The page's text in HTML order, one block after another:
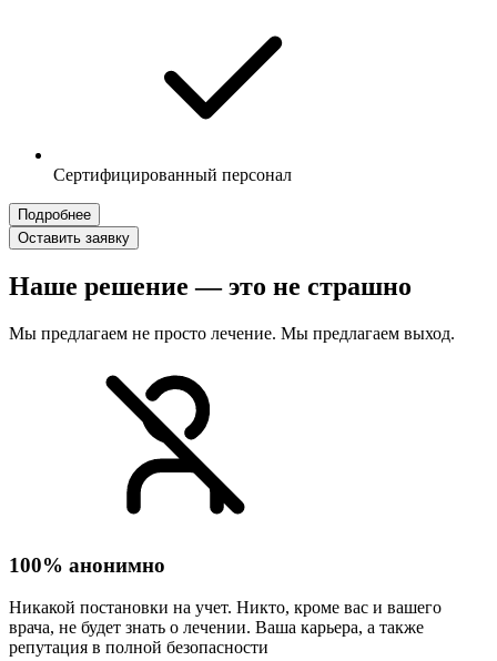
Сертифицированный персонал
Подробнее
Оставить заявку
Наше решение — это не страшно
Мы предлагаем не просто лечение. Мы предлагаем выход.
100% анонимно
Никакой постановки на учет. Никто, кроме вас и вашего
врача, не будет знать о лечении. Ваша карьера, а также
репутация в полной безопасности